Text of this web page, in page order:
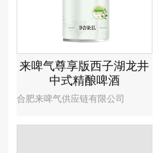
来啤气尊享版西子湖龙井
中式精酿啤酒
合肥来啤气供应链有限公司